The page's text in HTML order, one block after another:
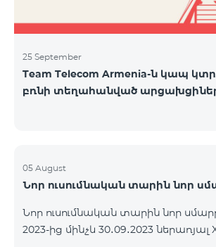
25 September
Team Telecom Armenia-ն կապ
բռնի տեղահանված
05 August
Նոր ուսումնական տարին նոր
Նոր ուսումնական տարին նոր
2023-ից մինչև 30․09․2023 ներառյալ